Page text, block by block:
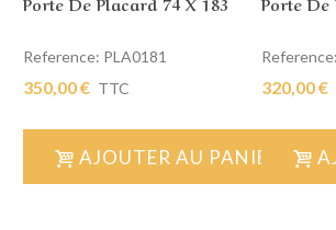
Reference: PLA0181
350,00 € TTC
AJOUTER AU PANIER
320,00 €